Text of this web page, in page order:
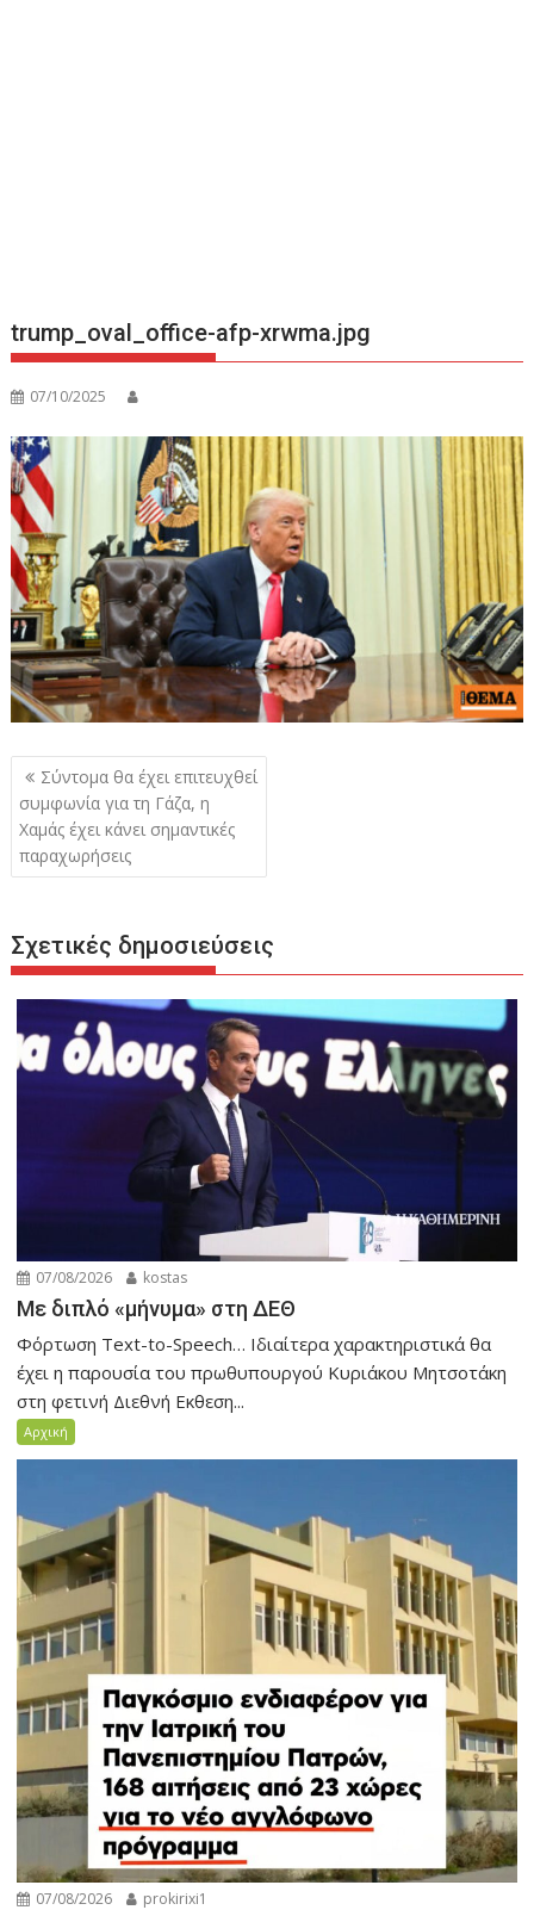
trump_oval_office-afp-xrwma.jpg
07/10/2025
Πλοήγηση
άρθρων
Σύντομα θα έχει επιτευχθεί
συμφωνία για τη Γάζα, η
Χαμάς έχει κάνει σημαντικές
παραχωρήσεις
Σχετικές δημοσιεύσεις
07/08/2026 kostas
Με διπλό «μήνυμα» στη ΔΕΘ
Φόρτωση Text-to-Speech… Ιδιαίτερα χαρακτηριστικά θα
έχει η παρουσία του πρωθυπουργού Κυριάκου Μητσοτάκη
στη φετινή Διεθνή Εκθεση...
Αρχική
07/08/2026 prokirixi1